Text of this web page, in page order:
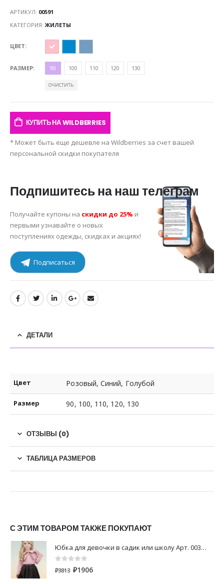
АРТИКУЛ: 00591
КАТЕГОРИЯ: ЖИЛЕТЫ
ЦВЕТ
РАЗМЕР 90 100 110 120 130
ОЧИСТИТЬ
КУПИТЬ НА WILDBERRIES
* Может быть еще дешевле на Wildberries за счет вашей
персональной скидки покупателя
Подпишитесь на наш телеграм
Получайте купоны на скидки до 25% и
первыми узнавайте о новых
поступлениях одежды, скидках и акциях!
Подписаться
ДЕТАЛИ
Цвет Розовый, Синий, Голубой
Размер 90, 100, 110, 120, 130
ОТЗЫВЫ (0)
ТАБЛИЦА РАЗМЕРОВ
С ЭТИМ ТОВАРОМ ТАКЖЕ ПОКУПАЮТ
Юбка для девочки в садик или школу Арт. 00324
out of 5
₽3813 ₽1906